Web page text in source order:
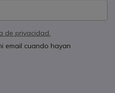
de privacidad.
email cuando hayan